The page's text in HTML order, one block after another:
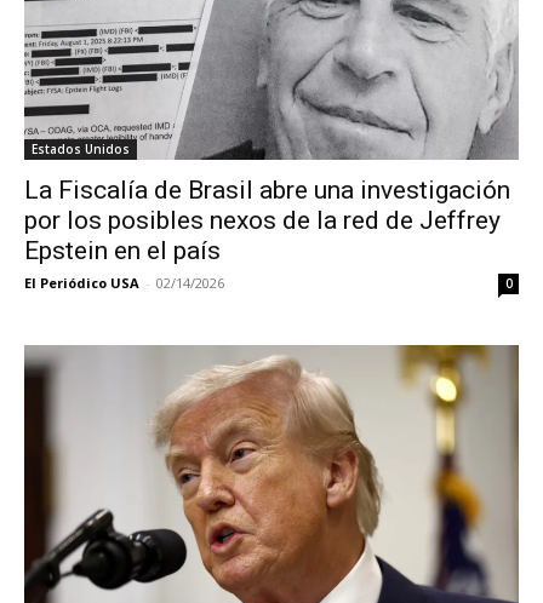
Estados Unidos
La Fiscalía de Brasil abre una investigación
por los posibles nexos de la red de Jeffrey
Epstein en el país
El Periódico USA - 02/14/2026 0